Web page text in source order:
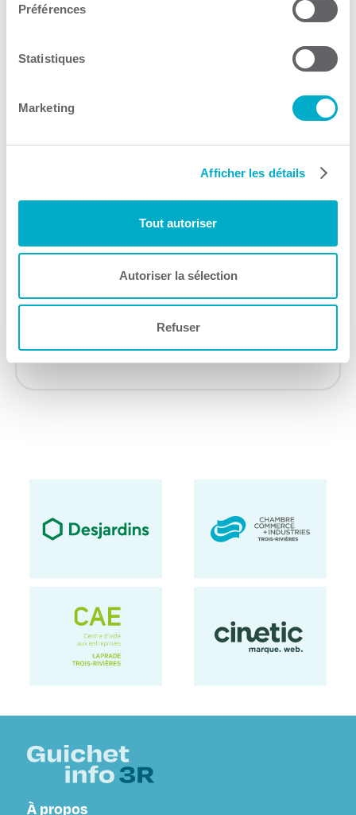
Préférences
Statistiques
Marketing
Afficher les détails
Tout autoriser
Autoriser la sélection
Refuser
ACQ Mauricie / Bois
Centre-du-Québec
Service-conseil
IDÉ Trois-Rivières
Service-conseil
À propos